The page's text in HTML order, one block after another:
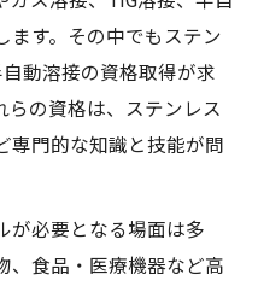
ます。その中でもステン
動溶接の資格取得が求
らの資格は、ステンレス
専門的な知識と技能が問
が必要となる場面は多
、食品・医療機器など高